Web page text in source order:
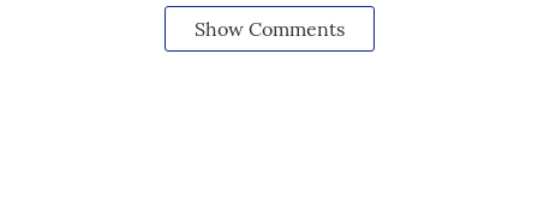
Show Comments